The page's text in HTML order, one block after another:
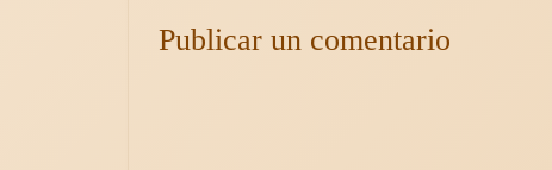
Publicar un comentario